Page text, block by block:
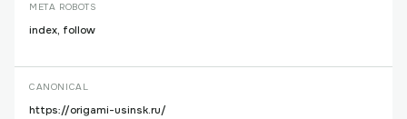
META ROBOTS
index, follow
CANONICAL
https://origami-usinsk.ru/